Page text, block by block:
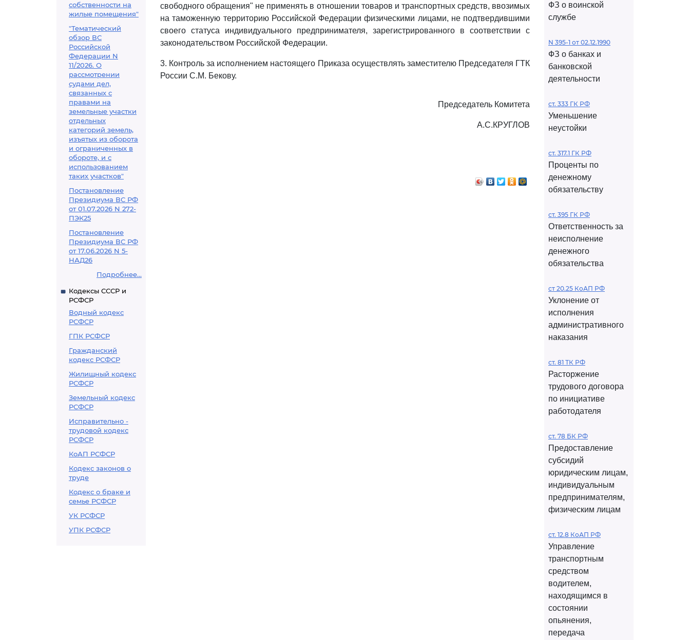
собственности на
жилые помещения"
"Тематический
обзор ВС
Российской
Федерации N
11/2026. О
рассмотрении
судами дел,
связанных с
правами на
земельные участки
отдельных
категорий земель,
изъятых из оборота
и ограниченных в
обороте, и с
использованием
таких участков"
Постановление
Президиума ВС РФ
от 01.07.2026 N 272-
ПЭК25
Постановление
Президиума ВС РФ
от 17.06.2026 N 5-
НАД26
Подробнее...
Кодексы СССР и
РСФСР
Водный кодекс
РСФСР
ГПК РСФСР
Гражданский
кодекс РСФСР
Жилищный кодекс
РСФСР
Земельный кодекс
РСФСР
Исправительно -
трудовой кодекс
РСФСР
КоАП РСФСР
Кодекс законов о
труде
Кодекс о браке и
семье РСФСР
УК РСФСР
УПК РСФСР
свободного обращения" не применять в отношении товаров и транспортных средств, ввозимых
на таможенную территорию Российской Федерации физическими лицами, не подтвердившими
своего статуса индивидуального предпринимателя, зарегистрированного в соответствии с
законодательством Российской Федерации.
3. Контроль за исполнением настоящего Приказа осуществлять заместителю Председателя ГТК
России С.М. Бекову.
Председатель Комитета
А.С.КРУГЛОВ
ФЗ о воинской
службе
N 395-1 от 02.12.1990
ФЗ о банках и
банковской
деятельности
ст. 333 ГК РФ
Уменьшение
неустойки
ст. 317.1 ГК РФ
Проценты по
денежному
обязательству
ст. 395 ГК РФ
Ответственность за
неисполнение
денежного
обязательства
ст 20.25 КоАП РФ
Уклонение от
исполнения
административного
наказания
ст. 81 ТК РФ
Расторжение
трудового договора
по инициативе
работодателя
ст. 78 БК РФ
Предоставление
субсидий
юридическим лицам,
индивидуальным
предпринимателям,
физическим лицам
ст. 12.8 КоАП РФ
Управление
транспортным
средством
водителем,
находящимся в
состоянии
опьянения,
передача